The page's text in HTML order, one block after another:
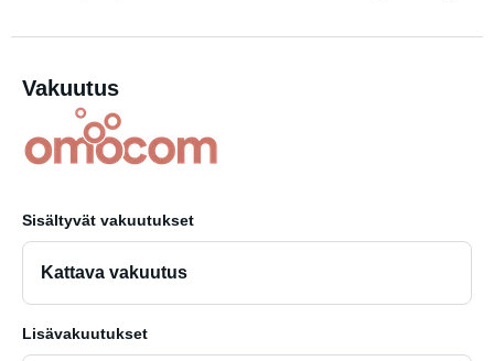
Vakuutus
Sisältyvät vakuutukset
Kattava vakuutus
Lisävakuutukset